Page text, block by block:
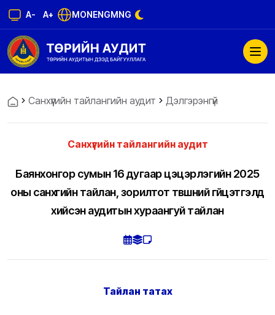
A- A+ MONENGMNG
Санхүүгийн тайлангийн аудит Дэлгэрэнгүй
Санхүүгийн тайлангийн аудит
Баянхонгор сумын 16 дугаар цэцэрлэгийн 2025
оны санхүүгийн тайлан, зорилтот түвшний гүйцэтгэлд
хийсэн аудитын хураангуй тайлан
Тайлан татах